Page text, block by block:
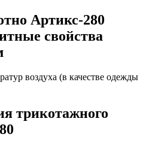
Артикс-280
свойства
воздуха (в качестве одежды
трикотажного